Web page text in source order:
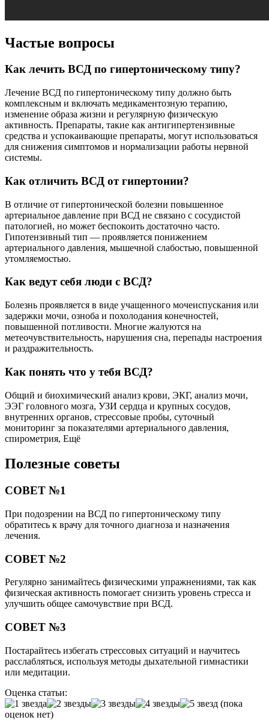
Частые вопросы
Как лечить ВСД по гипертоническому типу?
Лечение ВСД по гипертоническому типу должно быть
комплексным и включать медикаментозную терапию,
изменение образа жизни и регулярную физическую
активность. Препараты, такие как антигипертензивные
средства и успокаивающие препараты, могут использоваться
для снижения симптомов и нормализации работы нервной
системы.
Как отличить ВСД от гипертонии?
В отличие от гипертонической болезни повышенное
артериальное давление при ВСД не связано с сосудистой
патологией, но может беспокоить достаточно часто.
Гипотензивный тип — проявляется понижением
артериального давления, мышечной слабостью, повышенной
утомляемостью.
Как ведут себя люди с ВСД?
Болезнь проявляется в виде учащенного мочеиспускания или
задержки мочи, озноба и похолодания конечностей,
повышенной потливости. Многие жалуются на
метеочувствительность, нарушения сна, перепады настроения
и раздражительность.
Как понять что у тебя ВСД?
Общий и биохимический анализ крови, ЭКГ, анализ мочи,
ЭЭГ головного мозга, УЗИ сердца и крупных сосудов,
внутренних органов, стрессовые пробы, суточный
мониторинг за показателями артериального давления,
спирометрия, Ещё
Полезные советы
СОВЕТ №1
При подозрении на ВСД по гипертоническому типу
обратитесь к врачу для точного диагноза и назначения
лечения.
СОВЕТ №2
Регулярно занимайтесь физическими упражнениями, так как
физическая активность помогает снизить уровень стресса и
улучшить общее самочувствие при ВСД.
СОВЕТ №3
Постарайтесь избегать стрессовых ситуаций и научитесь
расслабляться, используя методы дыхательной гимнастики
или медитации.
Оценка статьи:
(пока
оценок нет)